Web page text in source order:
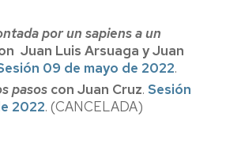
por un sapiens a un
Juan Luis Arsuaga y Juan
09 de mayo de 2022.
pasos con Juan Cruz. Sesión
2022. (CANCELADA)